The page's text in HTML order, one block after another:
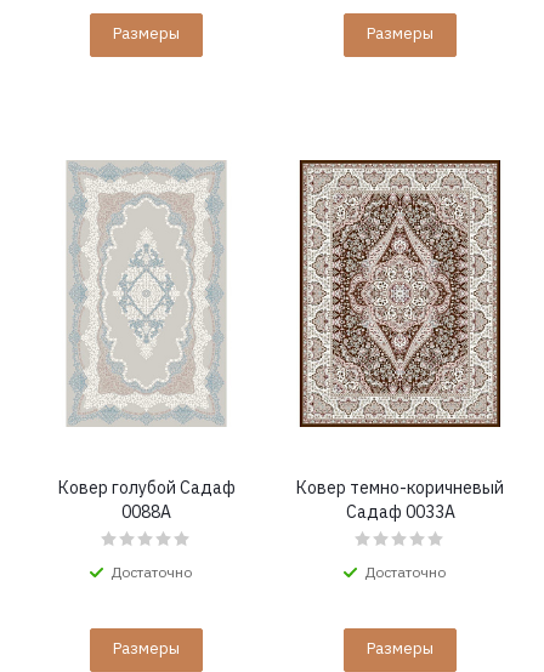
Размеры Размеры
Ковер голубой Садаф
0088A
Достаточно
Размеры
Ковер темно-коричневый
Садаф 0033A
Достаточно
Размеры